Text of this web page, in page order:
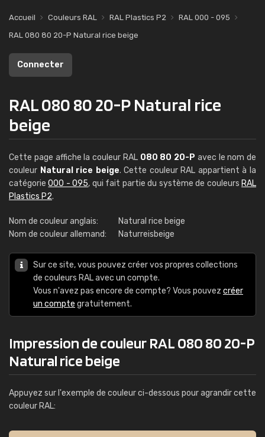
Accueil Couleurs RAL RAL Plastics P2
RAL 000 - 095
RAL 080 80 20-P Natural rice beige
Connecter
RAL 080 80 20-P Natural rice
beige
Cette page affiche la couleur RAL 080 80 20-P avec le nom de
couleur Natural rice beige. Cette couleur RAL appartient à la
catégorie000 - 095, qui fait partie du système de couleurs RAL
Plastics P2.
Nom de couleur anglais:
Natural rice beige
Nom de couleur allemand:
Naturreisbeige
Sur ce site, vous pouvez créer vos propres collections
de couleurs RAL avec un compte.
Vous n'avez pas encore de compte? Vous pouvez créer
un compte gratuitement.
Impression de couleur RAL 080 80 20-P
Natural rice beige
Appuyez sur l'exemple de couleur ci-dessous pour agrandir cette
couleur RAL: